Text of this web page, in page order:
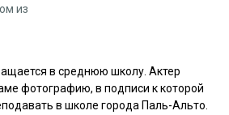
из
в среднюю школу. Актер
фотографию, в подписи к которой
в школе города Паль-Альто.